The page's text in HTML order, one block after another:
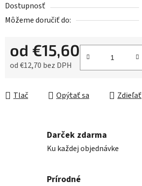
Dostupnosť
Môžeme doručiť do:
od €15,60
od€12,70 bez DPH
Tlač Opýtať sa Zdieľať
Darček zdarma
Ku každej objednávke
Prírodné